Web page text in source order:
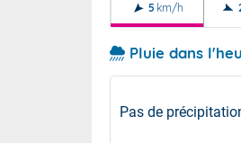
5 km/h
Pluie dans
Pas de